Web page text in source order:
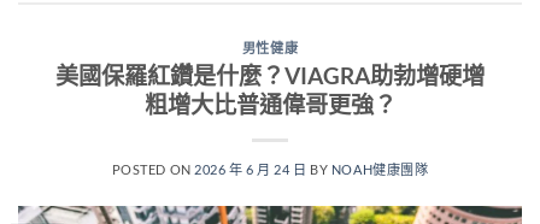
男性健康
美國保羅紅鑽是什麼？VIAGRA助勃增硬增
粗增大比普通偉哥更強？
POSTED ON 2026 年 6 月 24 日 BY NOAH健康團隊